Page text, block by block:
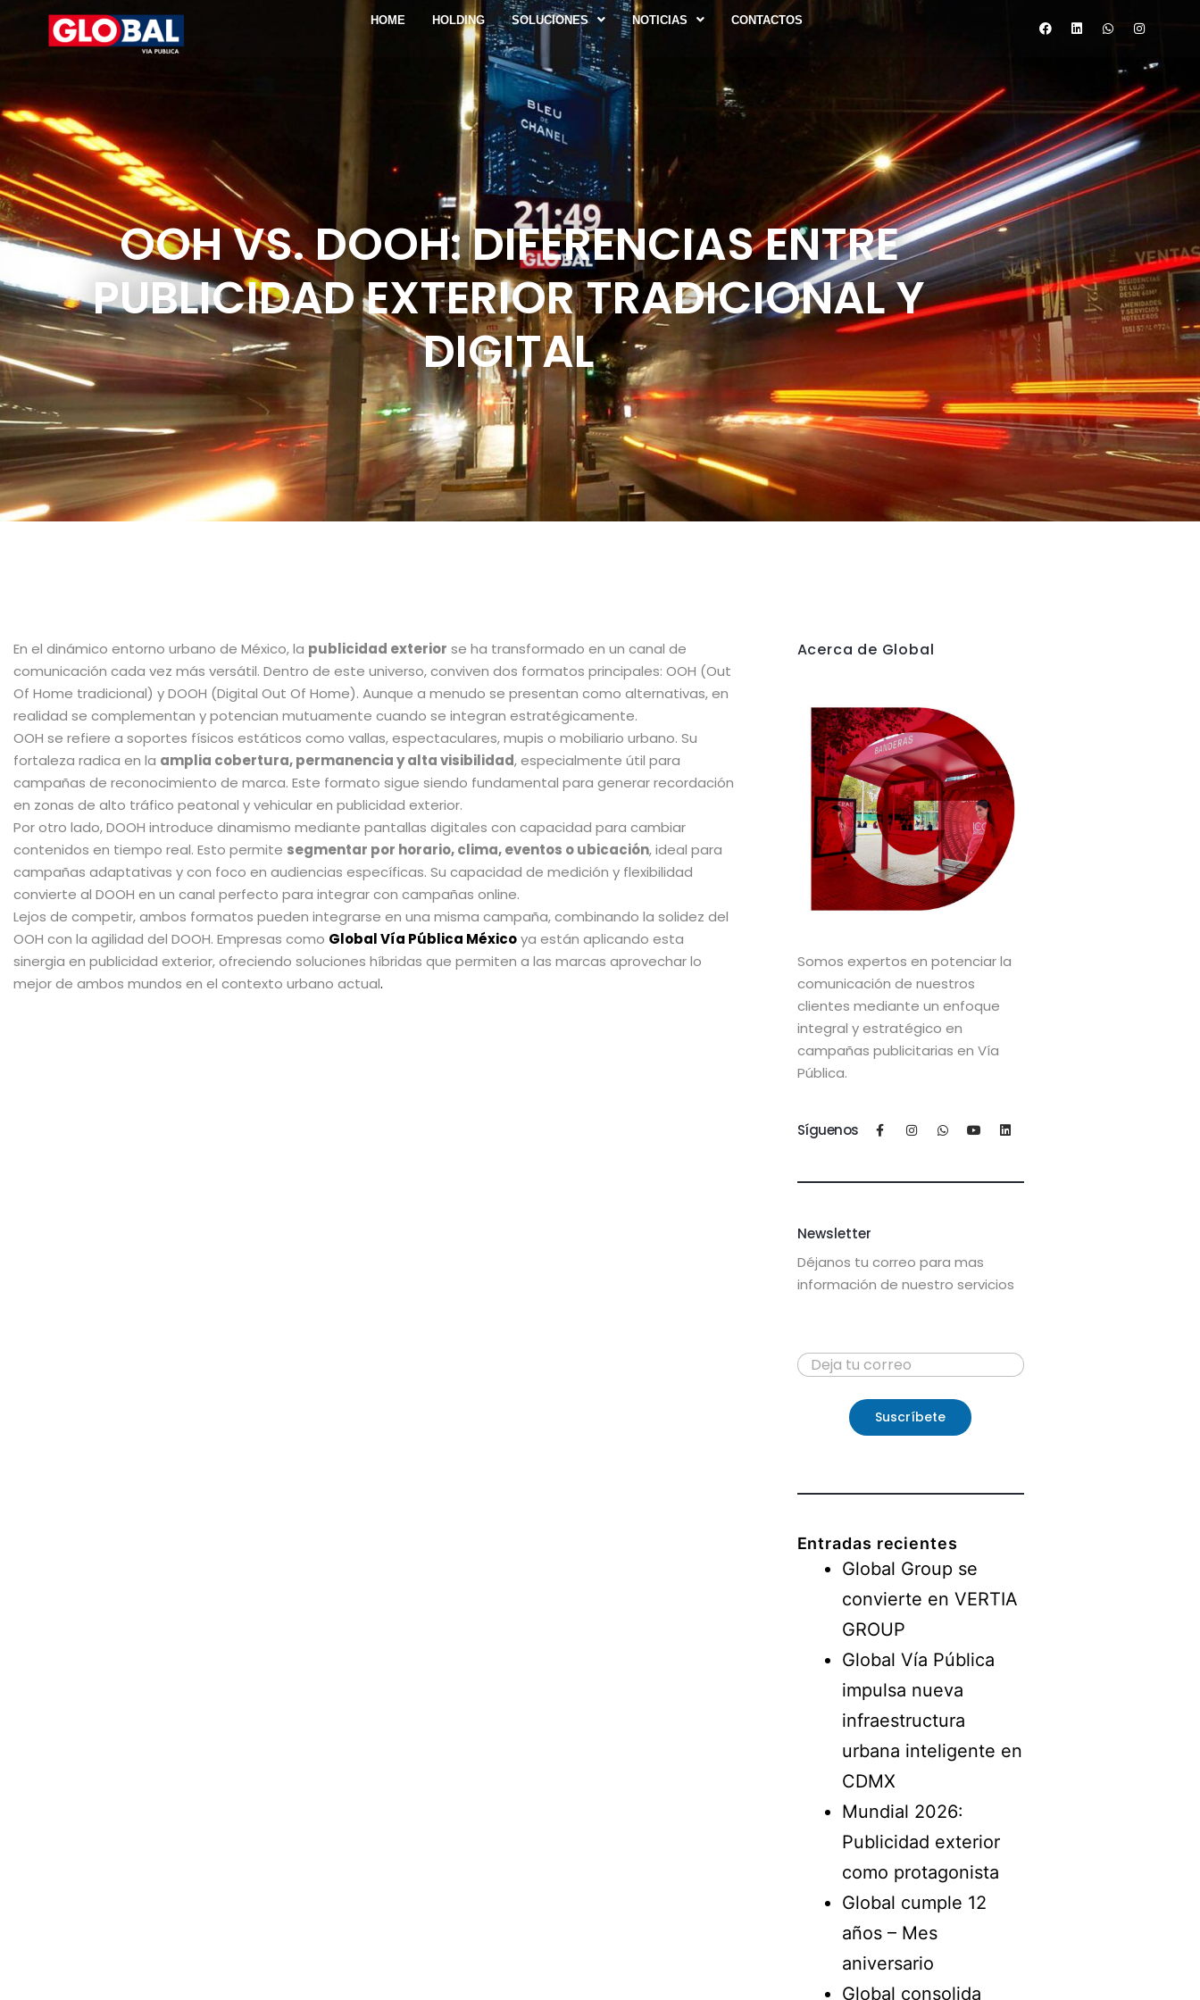
HOME HOLDING SOLUCIONES NOTICIAS CONTACTOS
OOH VS. DOOH: DIFERENCIAS ENTRE
PUBLICIDAD EXTERIOR TRADICIONAL Y
DIGITAL
En el dinámico entorno urbano de México, la publicidad exterior se ha transformado en un canal de
comunicación cada vez más versátil. Dentro de este universo, conviven dos formatos principales: OOH (Out
Of Home tradicional) y DOOH (Digital Out Of Home). Aunque a menudo se presentan como alternativas, en
realidad se complementan y potencian mutuamente cuando se integran estratégicamente.
OOH se refiere a soportes físicos estáticos como vallas, espectaculares, mupis o mobiliario urbano. Su
fortaleza radica en la amplia cobertura, permanencia y alta visibilidad, especialmente útil para
campañas de reconocimiento de marca. Este formato sigue siendo fundamental para generar recordación
en zonas de alto tráfico peatonal y vehicular en publicidad exterior.
Por otro lado, DOOH introduce dinamismo mediante pantallas digitales con capacidad para cambiar
contenidos en tiempo real. Esto permite segmentar por horario, clima, eventos o ubicación, ideal para
campañas adaptativas y con foco en audiencias específicas. Su capacidad de medición y flexibilidad
convierte al DOOH en un canal perfecto para integrar con campañas online.
Lejos de competir, ambos formatos pueden integrarse en una misma campaña, combinando la solidez del
OOH con la agilidad del DOOH. Empresas como Global Vía Pública Méxicoya están aplicando esta
sinergia en publicidad exterior, ofreciendo soluciones híbridas que permiten a las marcas aprovechar lo
mejor de ambos mundos en el contexto urbano actual.
Acerca de Global
Somos expertos en potenciar la
comunicación de nuestros
clientes mediante un enfoque
integral y estratégico en
campañas publicitarias en Vía
Pública.
Síguenos
Newsletter
Déjanos tu correo para mas
información de nuestro servicios
C
o
r
r
o
*
C
o
Suscríbete
Entradas recientes
Global Group se
convierte en VERTIA
GROUP
Global Vía Pública
impulsa nueva
infraestructura
urbana inteligente en
CDMX
Mundial 2026:
Publicidad exterior
como protagonista
Global cumple 12
años – Mes
aniversario
Global consolida